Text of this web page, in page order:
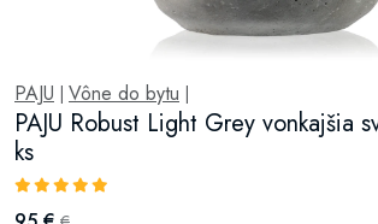
PAJU Vône do bytu
PAJU Robust Light Grey vonkajšia
ks